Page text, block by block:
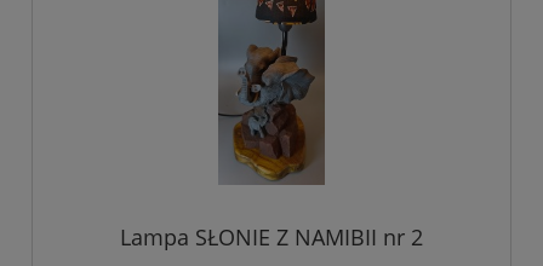
Lampa SŁONIE Z NAMIBII nr 2